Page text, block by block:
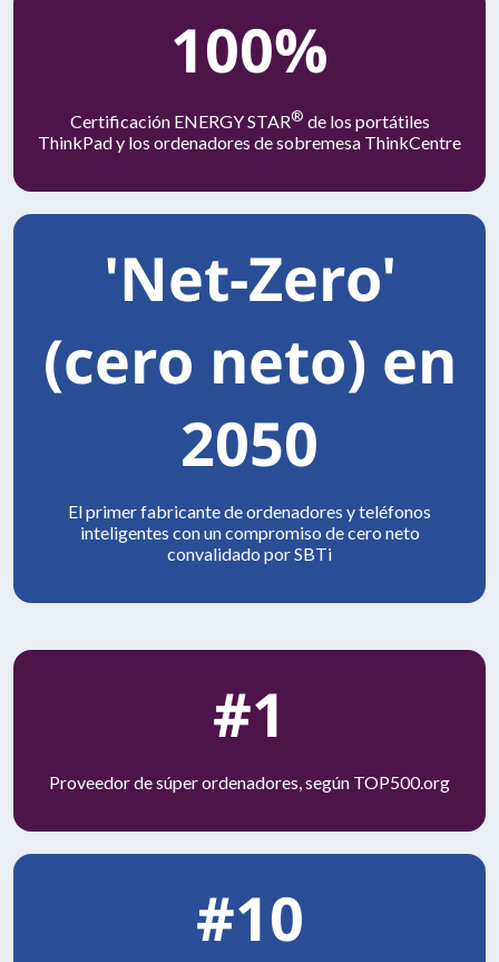
100%
Certificación ENERGY STAR® de los portátiles
ThinkPad y los ordenadores de sobremesa ThinkCentre
'Net-Zero'
(cero neto) en
2050
El primer fabricante de ordenadores y teléfonos
inteligentes con un compromiso de cero neto
convalidado por SBTi
#1
Proveedor de súper ordenadores, según TOP500.org
#10